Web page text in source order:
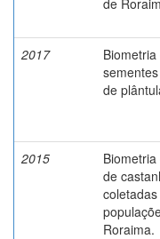
2017
de
2015
de
Roraima.